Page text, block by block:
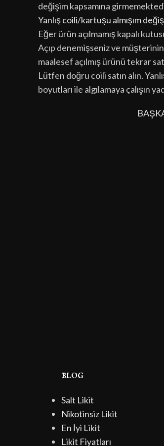
değişim kapsamına
Yanlış coili/kartuşu almışım
Eğer ürün açılmamış kapalı
Açıp denemişseniz ve
maalesef açılmış ürünü tekrar
Lütfen doğru coili satın alın.
boyutları ile algılamaya çalışın
blog
Salt Likit
Nikotinsiz Likit
En İyi Likit
Likit Fiyatları